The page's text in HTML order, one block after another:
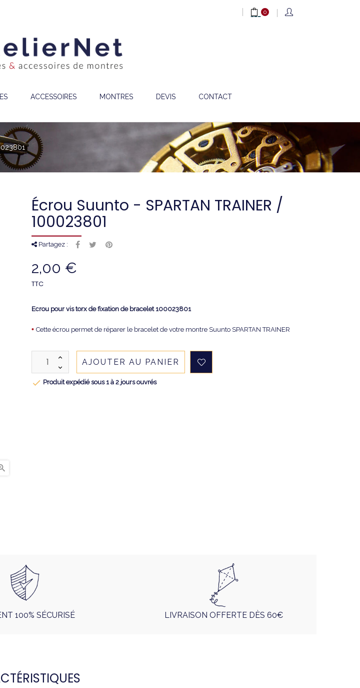
0
ACCESSOIRES MONTRES DEVIS CONTACT
Écrou Suunto - SPARTAN TRAINER /
100023801
Partagez :
2,00 €
TTC
Ecrou pour vis torx de fixation de bracelet 100023801
• Cette écrou permet de réparer le bracelet de votre montre Suunto SPARTAN TRAINER
AJOUTER AU PANIER
 Produit expédié sous 1 à 2 jours ouvrés
100% SÉCURISÉ LIVRAISON OFFERTE DÈS 60€